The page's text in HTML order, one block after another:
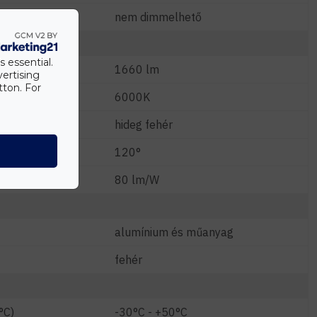
nem dimmelhető
1660 lm
6000K
hideg fehér
120°
80 lm/W
alumínium és műanyag
fehér
-30°C - +50°C
essential.
For